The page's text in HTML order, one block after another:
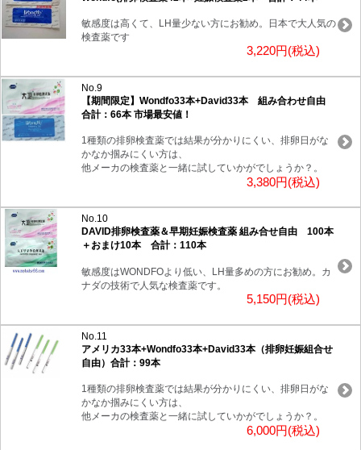
敏感度は高くて、LH量少ない方にお勧め。日本で大人気の
検査薬です
3,220円(税込)
No.9
【期間限定】Wondfo33本+David33本 組み合わせ自由
合計：66本 市場最安値！
1種類の排卵検査薬では結果が分かりにくい、排卵日がな
かなか掴みにくい方は、
他メーカの検査薬と一緒に試していかがでしょうか？。
3,380円(税込)
No.10
DAVID排卵検査薬＆早期妊娠検査薬 組み合せ自由 100本
＋おまけ10本 合計：110本
敏感度はWONDFOより低い、LH量多めの方にお勧め。カ
ナダの技術で人気な検査薬です。
5,150円(税込)
No.11
アメリカ33本+Wondfo33本+David33本（排卵妊娠組合せ
自由）合計：99本
1種類の排卵検査薬では結果が分かりにくい、排卵日がな
かなか掴みにくい方は、
他メーカの検査薬と一緒に試していかがでしょうか？。
6,000円(税込)